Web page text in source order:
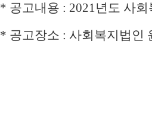
* 공고내용 : 2021년도 사
* 공고장소 : 사회복지법인